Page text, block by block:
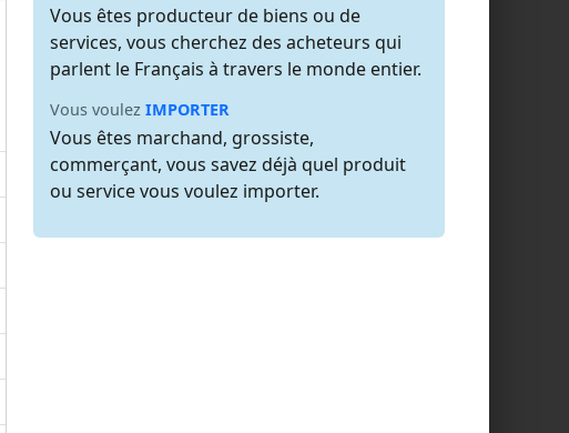
Vous êtes producteur de biens ou de
services, vous cherchez des acheteurs qui
parlent le Français à travers le monde entier.
Vous voulez IMPORTER
Vous êtes marchand, grossiste,
commerçant, vous savez déjà quel produit
ou service vous voulez importer.